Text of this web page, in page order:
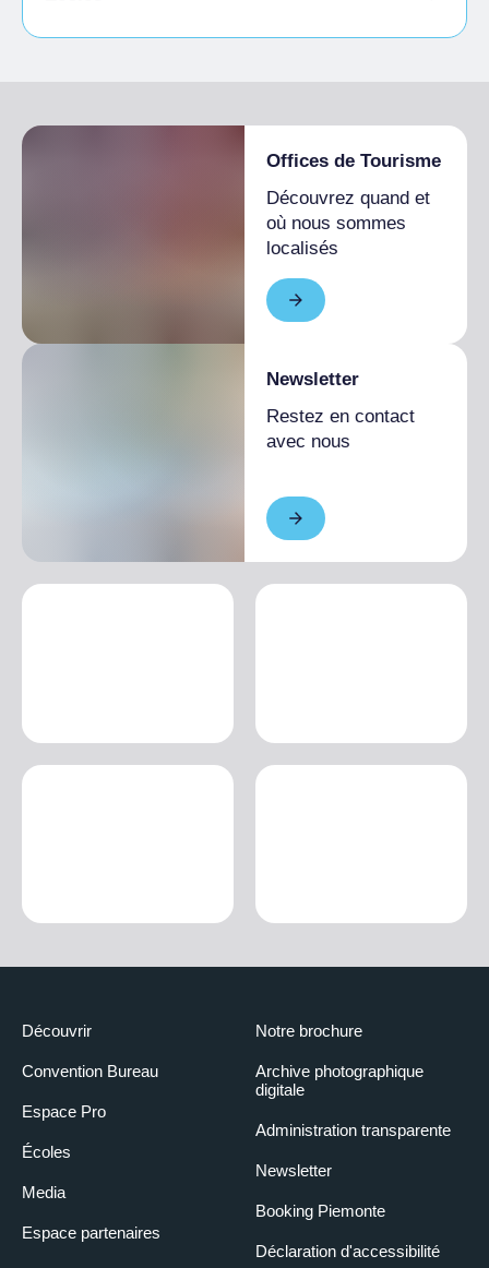
Offices de Tourisme
Découvrez quand et
où nous sommes
localisés
Newsletter
Restez en contact
avec nous
Découvrir
Convention Bureau
Espace Pro
Écoles
Media
Espace partenaires
Notre brochure
Archive photographique
digitale
Administration transparente
Newsletter
Booking Piemonte
Déclaration d'accessibilité